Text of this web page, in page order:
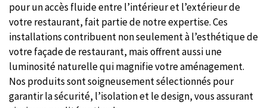
pour un accès fluide entre l’intérieur et l’extérieur de
votre restaurant, fait partie de notre expertise. Ces
installations contribuent non seulement à l’esthétique de
votre façade de restaurant, mais offrent aussi une
luminosité naturelle qui magnifie votre aménagement.
Nos produits sont soigneusement sélectionnés pour
garantir la sécurité, l’isolation et le design, vous assurant